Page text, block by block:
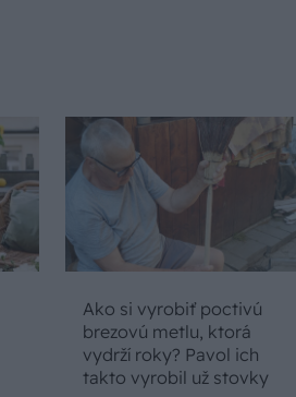
Ako si vyrobiť poctivú
brezovú metlu, ktorá
vydrží roky? Pavol ich
takto vyrobil už stovky